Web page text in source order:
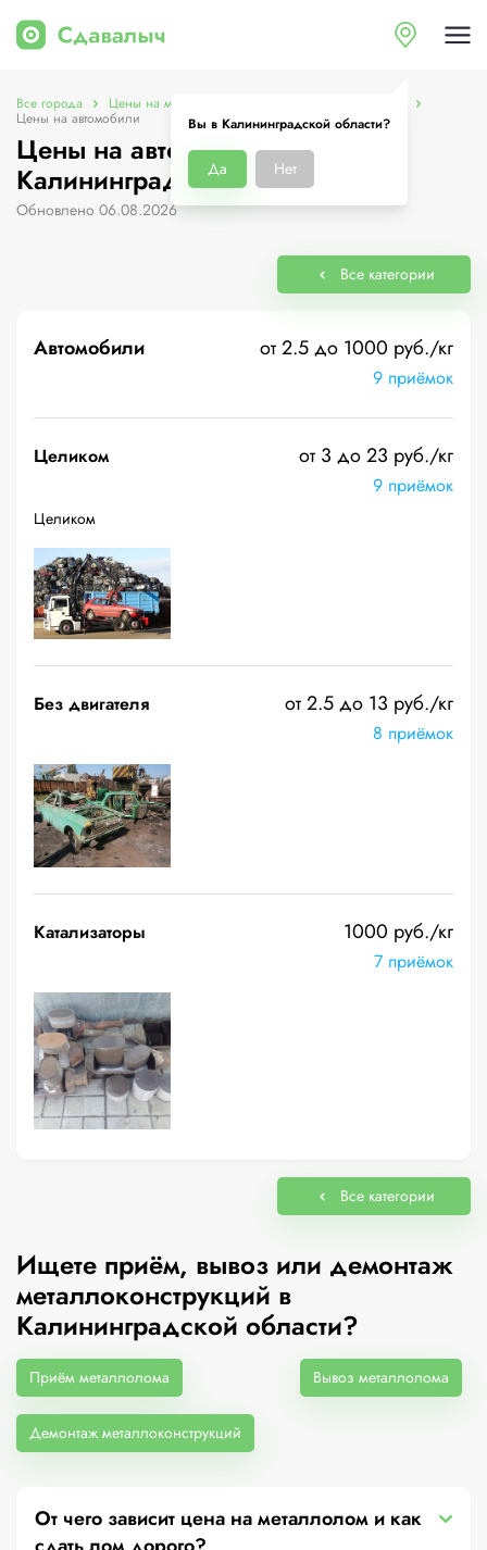
Вы в Калининградской области?
Да Нет
Все города Цены на металлолом в Калининградской области
Цены на автомобили
Цены на автомобили в
Калининградской области
Обновлено 06.08.2026
Все категории
Автомобили от 2.5 до 1000 руб./кг
9 приёмок
Целиком от 3 до 23 руб./кг
9 приёмок
Целиком
Без двигателя от 2.5 до 13 руб./кг
8 приёмок
Катализаторы 1000 руб./кг
7 приёмок
Все категории
Ищете приём, вывоз или демонтаж
металлоконструкций в
Калининградской области?
Приём металлолома Вывоз металлолома
Демонтаж металлоконструкций
От чего зависит цена на металлолом и как